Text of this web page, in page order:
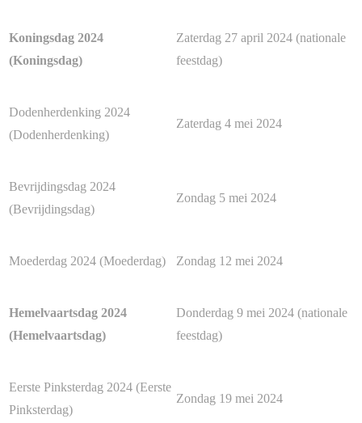
Koningsdag 2024
(Koningsdag)
Zaterdag 27 april 2024 (nationale
feestdag)
Dodenherdenking 2024
(Dodenherdenking)
Zaterdag 4 mei 2024
Bevrijdingsdag 2024
(Bevrijdingsdag)
Zondag 5 mei 2024
Moederdag 2024 (Moederdag) Zondag 12 mei 2024
Hemelvaartsdag 2024
(Hemelvaartsdag)
Donderdag 9 mei 2024 (nationale
feestdag)
Eerste Pinksterdag 2024 (Eerste
Pinksterdag)
Zondag 19 mei 2024